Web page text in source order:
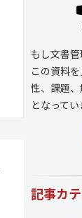
もし文書
この資料
性、課題
となってい
記事カ